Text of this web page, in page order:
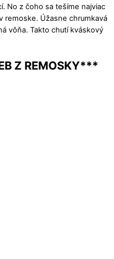
No z čoho sa tešíme najviac
remoske. Úžasne chrumkavá
vôňa. Takto chutí kváskový
Z REMOSKY***